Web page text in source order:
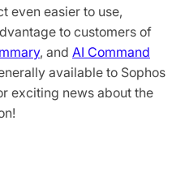
even easier to use,
to customers of
, and AI Command
available to Sophos
exciting news about the